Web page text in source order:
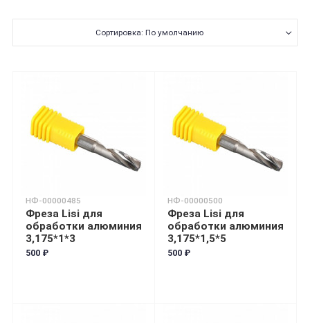
Сортировка: По умолчанию
НФ-00000485
Фреза Lisi для
обработки алюминия
3,175*1*3
500 ₽
НФ-00000500
Фреза Lisi для
обработки алюминия
3,175*1,5*5
500 ₽